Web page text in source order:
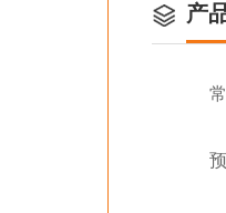
产
常
预制